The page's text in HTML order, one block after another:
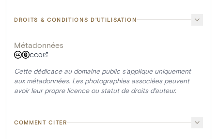
DROITS & CONDITIONS D'UTILISATION
Métadonnées
CC0
Cette dédicace au domaine public s'applique uniquement
aux métadonnées. Les photographies associées peuvent
avoir leur propre licence ou statut de droits d'auteur.
COMMENT CITER